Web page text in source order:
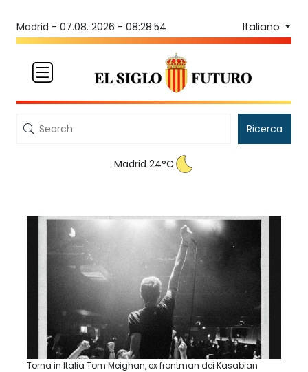
Madrid - 07.08. 2026 - 08:28:54 Italiano
Ricerca
Madrid 24°C
Torna in Italia Tom Meighan, ex frontman dei Kasabian